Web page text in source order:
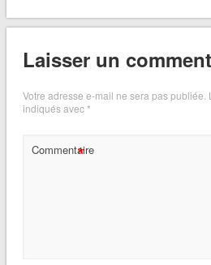
Laisser un
Votre adresse e-mail ne sera pas publiée.
indiqués avec*
Commentaire
*